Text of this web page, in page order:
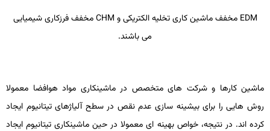
EDM مخفف ماشین ­کاری تخلیه الکتریکی و CHMمخفف فرزکاری شیمیایی
می­ باشند.
ماشین­ کارها و شرکت­ های متخصص در ماشین­کاری مواد هوافضا معمولا
روش­ هایی را برای بیشینه­ سازی عدم ­نقص در سطح آلیاژهای تیتانیوم ایجاد
کرده ­اند. در نتیجه، خواص بهینه ­ای معمولا در حین ماشین­کاری تیتانیوم ایجاد